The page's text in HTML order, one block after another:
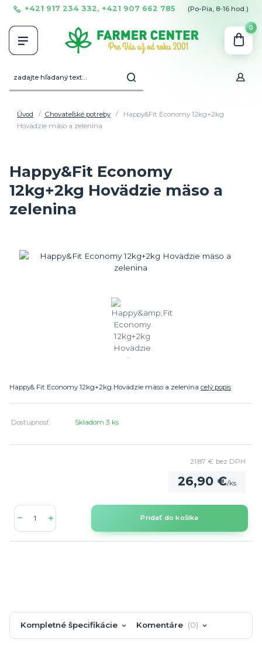
+421 917 234 332, +421 907 662 785 (Po-Pia, 8-16 hod.)
0
Úvod Chovateľské potreby
Happy&Fit Economy 12kg+2kg
Hovädzie mäso a zelenina
Happy&Fit Economy
12kg+2kg Hovädzie mäso a
zelenina
Happy& Fit Economy 12kg+2kg Hovädzie mäso a zelenina celý popis
Dostupnosť Skladom 3 ks
26,90 €/ks
21,87 € bez DPH
Pridať do košíka
Kompletné špecifikácie Komentáre 0